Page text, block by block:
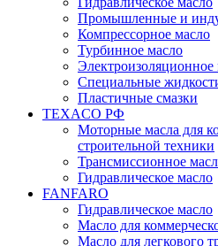
Промышленные и
Компрессорное масло
Турбинное масло
Электроизоляционное
Специальные
Пластичные смазки
TEXACO РФ
Моторные масла для
строительной техники
Трансмиссионное
Гидравлическое масло
FANFARO
Гидравлическое масло
Масло для
Масло для легкового